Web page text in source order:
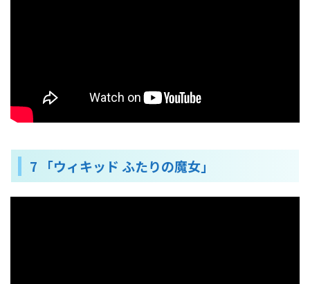
7 「ウィキッド ふたりの魔女」